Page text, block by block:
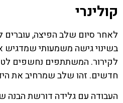
קולינרי
לאחר סיום שלב הפיצה, עוברים
בשינוי גישה משמעותי שמדגיש
לקירור. המשתתפים נחשפים
חדשים. זהו שלב שמרחיב את
העבודה עם גלידה דורשת הבנה